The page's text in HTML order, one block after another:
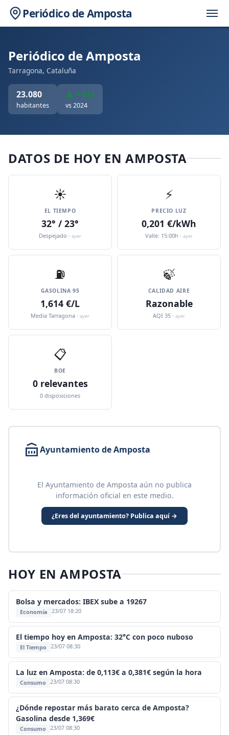
Periódico de Amposta
Periódico de Amposta
Tarragona, Cataluña
23.080
habitantes
▲ +443
vs 2024
DATOS DE HOY EN AMPOSTA
☀️
EL TIEMPO
32° / 23°
Despejado · ayer
⚡
PRECIO LUZ
0,201 €/kWh
Valle: 15:00h · ayer
⛽️
GASOLINA 95
1,614 €/L
Media Tarragona · ayer
🍃
CALIDAD AIRE
Razonable
AQI 35 · ayer
📋
BOE
0 relevantes
0 disposiciones
Ayuntamiento de Amposta
El Ayuntamiento de Amposta aún no publica
información oficial en este medio.
¿Eres del ayuntamiento? Publica aquí →
HOY EN AMPOSTA
Bolsa y mercados: IBEX sube a 19267
Economía 23/07 18:20
El tiempo hoy en Amposta: 32°C con poco nuboso
El Tiempo 23/07 08:30
La luz en Amposta: de 0,113€ a 0,381€ según la hora
Consumo 23/07 08:30
¿Dónde repostar más barato cerca de Amposta?
Gasolina desde 1,369€
Consumo 23/07 08:30